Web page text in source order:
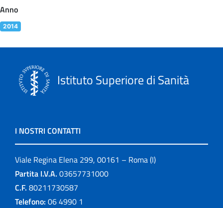
Anno
2014
Istituto Superiore di Sanità
I NOSTRI CONTATTI
Viale Regina Elena 299, 00161 – Roma (I)
Partita I.V.A. 03657731000
C.F. 80211730587
Telefono: 06 4990 1